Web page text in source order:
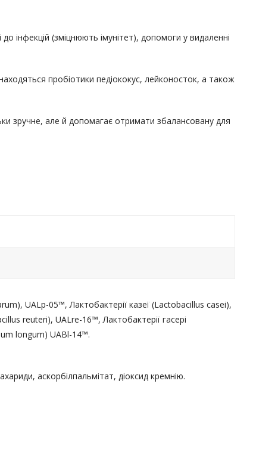
інфекцій (зміцнюють імунітет), допомоги у видаленні
пробіотики педіококус, лейконосток, а також
зручне, але й допомагає отримати збалансовану для
UALp-05™, Лактобактерії казеї (Lactobacillus casei),
reuteri), UALre-16™, Лактобактерії гасері
longum) UABl-14™.
аскорбілпальмітат, діоксид кремнію.